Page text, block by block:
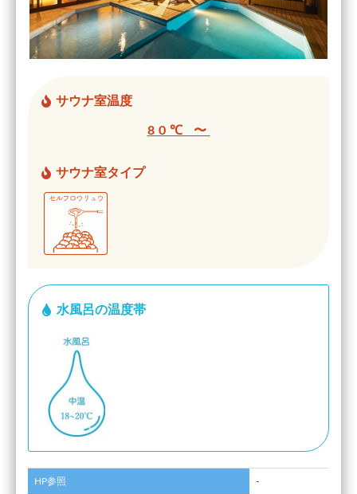
サウナ室温度
80℃ 〜
サウナ室タイプ
水風呂の温度帯
HP参照 -